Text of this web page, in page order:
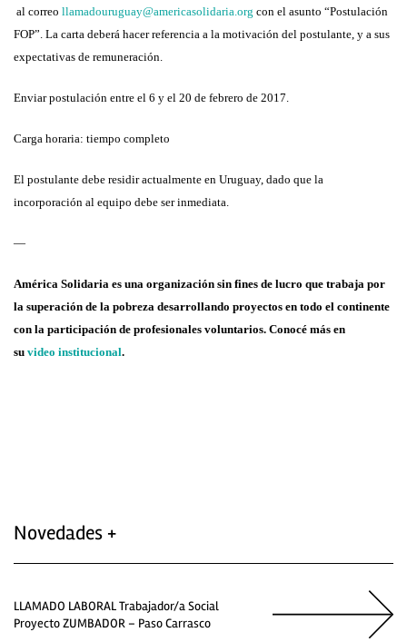
al correo llamadouruguay@americasolidaria.org con el asunto “Postulación
FOP”. La carta deberá hacer referencia a la motivación del postulante, y a sus
expectativas de remuneración.
Enviar postulación entre el 6 y el 20 de febrero de 2017.
Carga horaria: tiempo completo
El postulante debe residir actualmente en Uruguay, dado que la
incorporación al equipo debe ser inmediata.
—
América Solidaria es una organización sin fines de lucro que trabaja por
la superación de la pobreza desarrollando proyectos en todo el continente
con la participación de profesionales voluntarios. Conocé más en
su video institucional.
Novedades +
LLAMADO LABORAL Trabajador/a Social
Proyecto ZUMBADOR – Paso Carrasco